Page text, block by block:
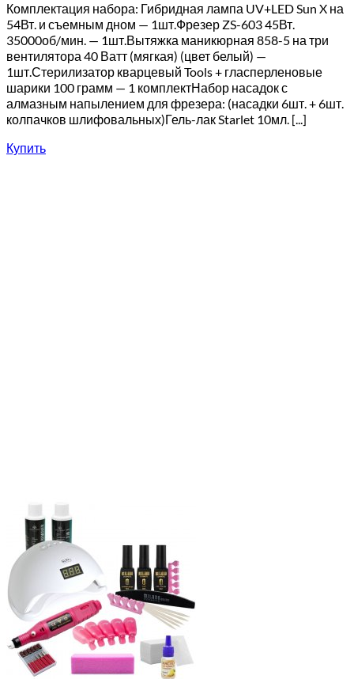
Комплектация набора: Гибридная лампа UV+LED Sun X на
54Вт. и съемным дном — 1шт.Фрезер ZS-603 45Вт.
35000об/мин. — 1шт.Вытяжка маникюрная 858-5 на три
вентилятора 40 Ватт (мягкая) (цвет белый) —
1шт.Стерилизатор кварцевый Tools + гласперленовые
шарики 100 грамм — 1 комплектНабор насадок с
алмазным напылением для фрезера: (насадки 6шт. + 6шт.
колпачков шлифовальных)Гель-лак Starlet 10мл. [...]
Купить